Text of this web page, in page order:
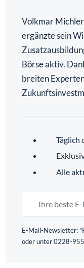
Volkmar
ergänzte sein
Börse aktiv.
breiten
Täglich
Alle
E-Mail-Newsletter:
oder unter 0228-